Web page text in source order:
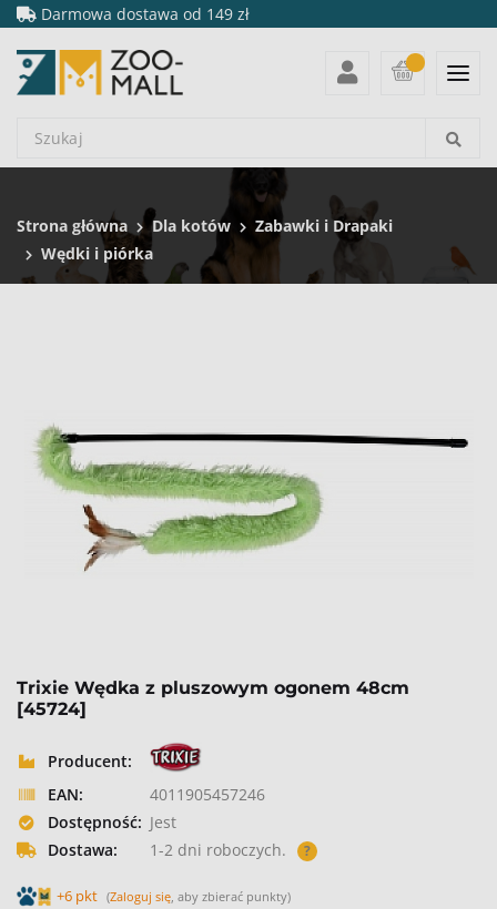
Darmowa dostawa od 149 zł
Strona główna Dla kotów
Zabawki i Drapaki
Wędki i piórka
Trixie Wędka z pluszowym ogonem 48cm
[45724]
Producent:
EAN:
4011905457246
Dostępność: Jest
Dostawa:
1-2 dni roboczych. ?
+6 pkt (Zaloguj się , aby zbierać punkty)